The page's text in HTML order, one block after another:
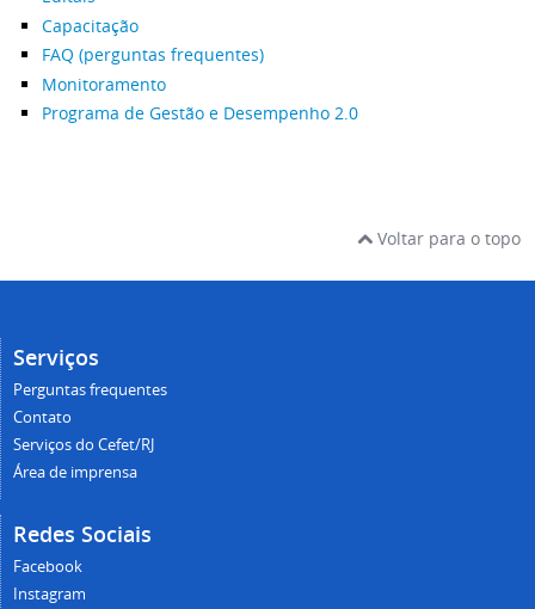
Capacitação
FAQ (perguntas frequentes)
Monitoramento
Programa de Gestão e Desempenho 2.0
Voltar para o topo
Serviços
Perguntas frequentes
Contato
Serviços do Cefet/RJ
Área de imprensa
Redes Sociais
Facebook
Instagram